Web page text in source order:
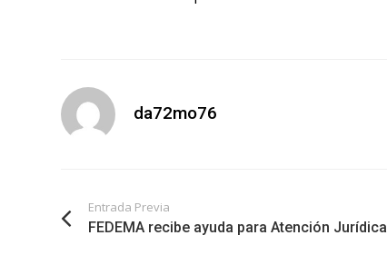
da72mo76
Entrada Previa
FEDEMA recibe ayuda para Atención Jurídica